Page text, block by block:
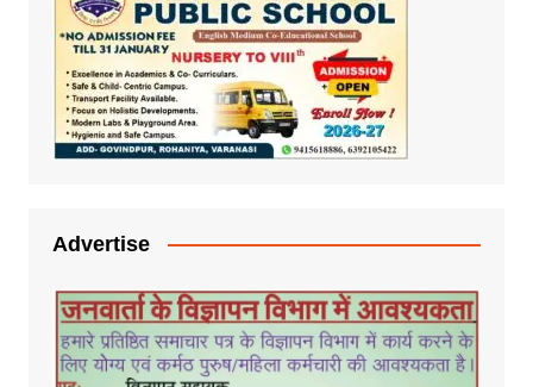
Advertise